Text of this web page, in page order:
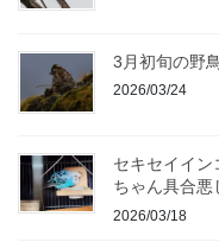
3月初旬の野
2026/03/24
セキセイイ
ちゃん具合悪
2026/03/18